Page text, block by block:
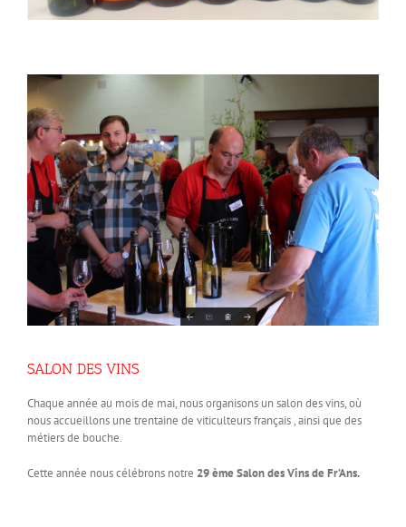
SALON DES VINS
Chaque année au mois de mai, nous organisons un salon des vins, où
nous accueillons une trentaine de viticulteurs français , ainsi que des
métiers de bouche.
Cette année nous célébrons notre 29 ème Salon des Vins de Fr’Ans.